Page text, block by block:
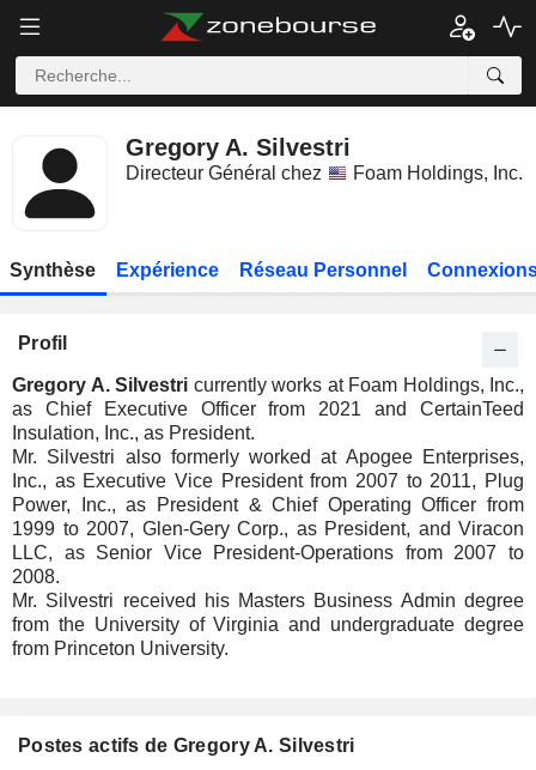
Gregory A. Silvestri
Directeur Général chez Foam Holdings, Inc.
Synthèse Expérience Réseau Personnel
Profil
Gregory A. Silvestri currently works at Foam Holdings, Inc.,
as Chief Executive Officer from 2021 and CertainTeed
Insulation, Inc., as President.
Mr. Silvestri also formerly worked at Apogee Enterprises,
Inc., as Executive Vice President from 2007 to 2011, Plug
Power, Inc., as President & Chief Operating Officer from
1999 to 2007, Glen-Gery Corp., as President, and Viracon
LLC, as Senior Vice President-Operations from 2007 to
2008.
Mr. Silvestri received his Masters Business Admin degree
from the University of Virginia and undergraduate degree
from Princeton University.
Postes actifs de Gregory A. Silvestri